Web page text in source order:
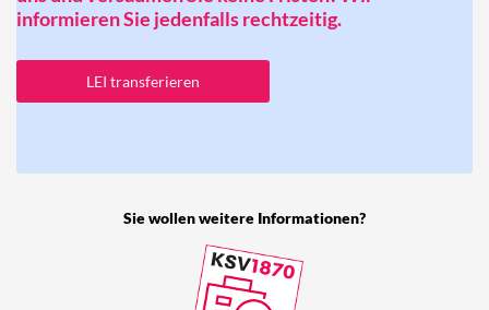
informieren Sie jedenfalls rechtzeitig.
LEI transferieren
Sie wollen weitere Informationen?